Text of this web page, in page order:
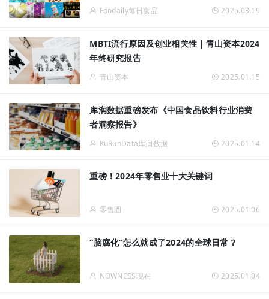
Foodaily每日食品 2025.03.19
MBTI流行原因及创业相关性｜青山资本2024
年终研究报告
青山资本 2025.01.15
库润数据重磅发布《中国食品饮料行业消费
者洞察报告》
KuRunData库润数据 2025.01.14
重磅！2024年零售业十大关键词
零售圈 2025.01.06
“脑腐化”怎么就成了2024的全球日常？
NOWNESS现在 2025.01.04